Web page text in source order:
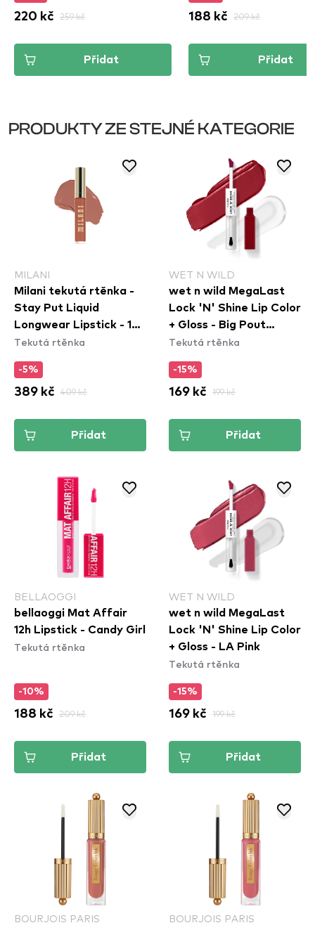
220 kč 259 kč
Přidat
188 kč 209 kč
Přidat
PRODUKTY ZE STEJNÉ KATEGORIE
MILANI
Milani tekutá rtěnka -
Stay Put Liquid
Longwear Lipstick - 130
Iconic
Tekutá rtěnka
-5%
389 kč 409 kč
Přidat
WET N WILD
wet n wild MegaLast
Lock 'N' Shine Lip Color
+ Gloss - Big Pout
Energy
Tekutá rtěnka
-15%
169 kč 199 kč
Přidat
BELLAOGGI
bellaoggi Mat Affair
12h Lipstick - Candy Girl
Tekutá rtěnka
-10%
188 kč 209 kč
Přidat
WET N WILD
wet n wild MegaLast
Lock 'N' Shine Lip Color
+ Gloss - LA Pink
Tekutá rtěnka
-15%
169 kč 199 kč
Přidat
BOURJOIS PARIS BOURJOIS PARIS